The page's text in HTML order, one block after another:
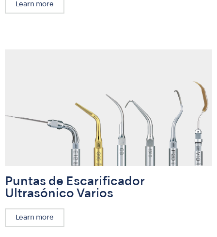
Learn more
Puntas de Escarificador
Ultrasónico Varios
Learn more